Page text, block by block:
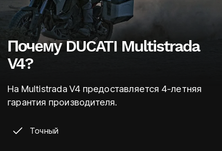
Почему DUCATI Multistrada
V4?
На Multistrada V4 предоставляется 4-летняя
гарантия производителя.
Точный